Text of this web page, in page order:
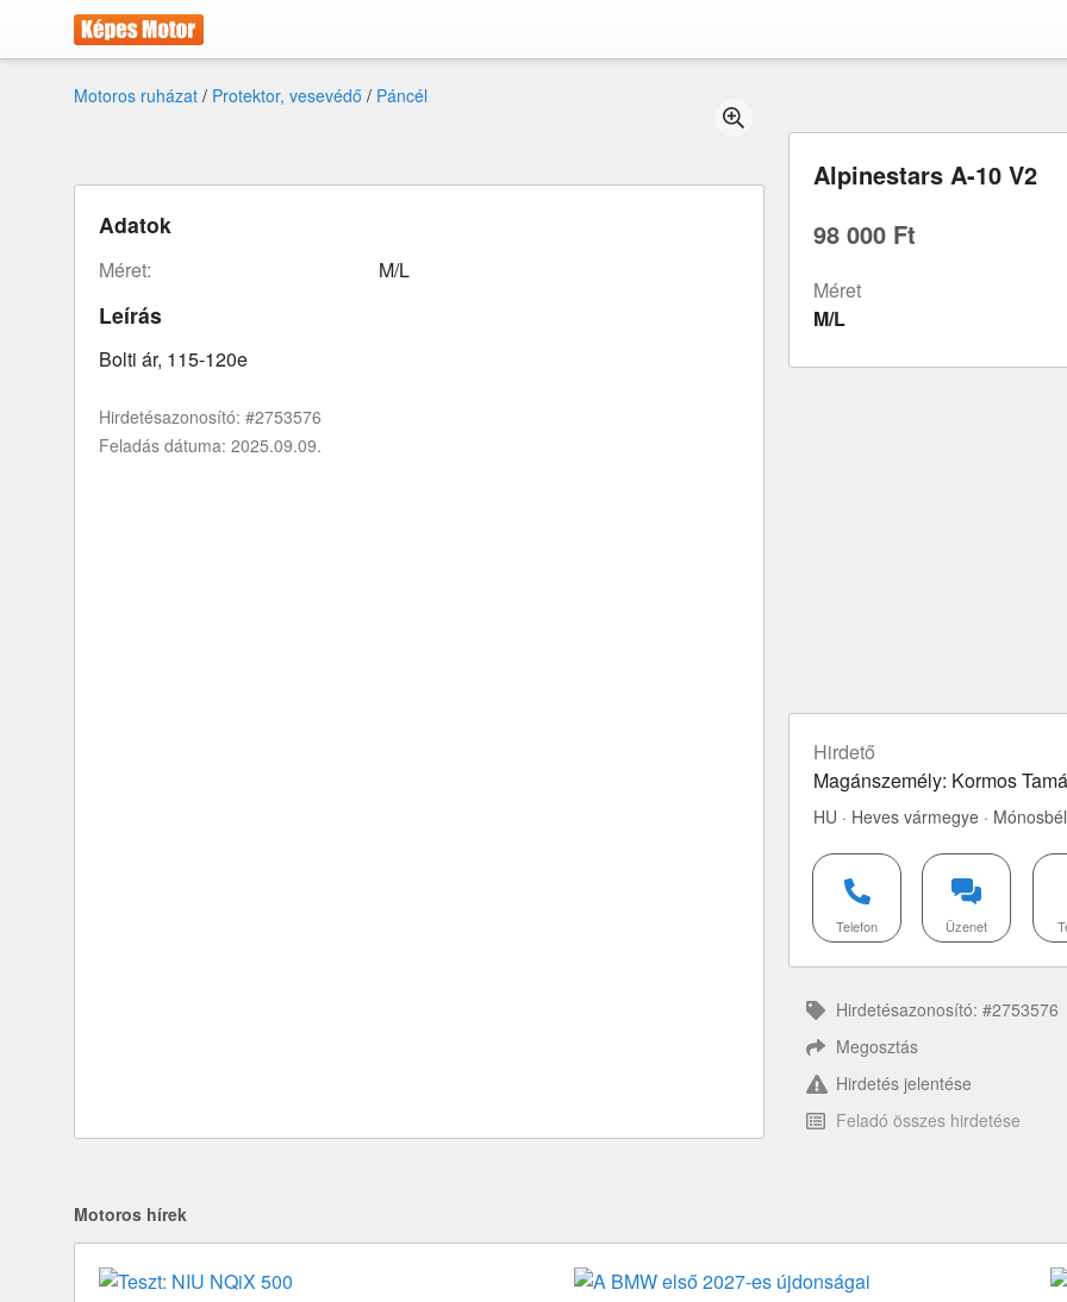
Motoros ruházat / Protektor, vesevédő / Páncél
Alpinestars A-10 V2
98 000 Ft
Méret
M/L
Hirdető
Magánszemély: Kormos
HU · Heves vármegye · Mónosbél
Telefon Üzenet
Hirdetésazonosító: #2753576
Megosztás
Hirdetés jelentése
Feladó összes hirdetése
Adatok
méret: M/L
Leírás
Bolti ár, 115-120e
Hirdetésazonosító: #2753576
Feladás dátuma: 2025.09.09.
Motoros hírek